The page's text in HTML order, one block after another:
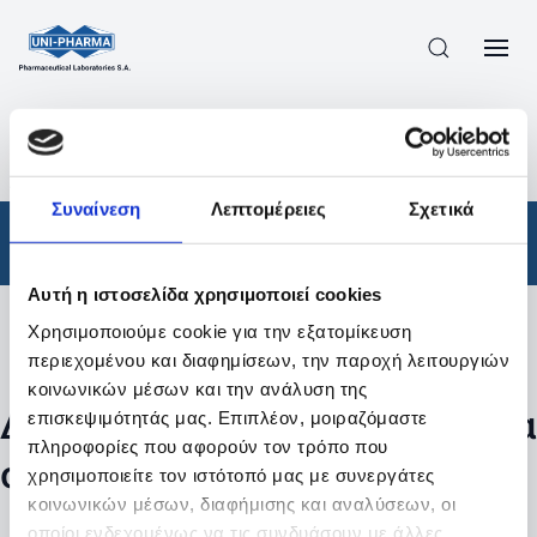
Συναίνεση Λεπτομέρειες Σχετικά
Αυτή η ιστοσελίδα χρησιμοποιεί cookies
Χρησιμοποιούμε cookie για την εξατομίκευση
περιεχομένου και διαφημίσεων, την παροχή λειτουργιών
κοινωνικών μέσων και την ανάλυση της
επισκεψιμότητάς μας. Επιπλέον, μοιραζόμαστε
πληροφορίες που αφορούν τον τρόπο που
χρησιμοποιείτε τον ιστότοπό μας με συνεργάτες
κοινωνικών μέσων, διαφήμισης και αναλύσεων, οι
οποίοι ενδεχομένως να τις συνδυάσουν με άλλες
ΠΡΟΪΟΝΤΑ
ΑΠΟΤΕΛΕΣΜΑΤΑ ΑΝΑΖΗΤΗΣΗΣ
Φάρμακα
Φίλτρα
Δεν βρέθηκαν προϊόντα με τα
συγκεκριμένα φίλτρα